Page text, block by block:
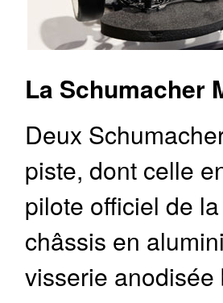
La Schumacher
Deux
piste, dont celle
pilote officiel de
châssis en
visserie anodisée